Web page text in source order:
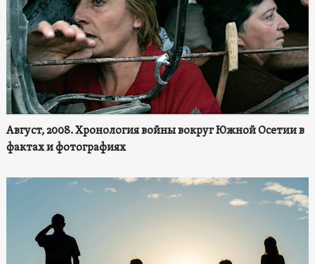
Август, 2008. Хронология войны вокруг Южной Осетии в
фактах и фотографиях